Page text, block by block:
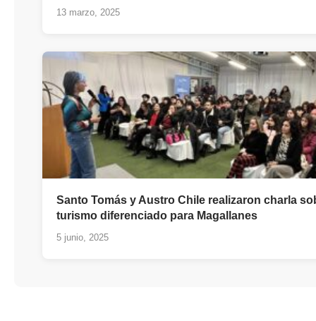
13 marzo, 2025
Santo Tomás y Austro Chile realizaron charla
turismo diferenciado para Magallanes
5 junio, 2025